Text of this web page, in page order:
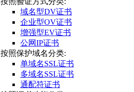
域名型DV证书
企业型OV证书
增强型EV证书
公网IP证书
按照保护域名分类:
单域名SSL证书
多域名SSL证书
通配符证书